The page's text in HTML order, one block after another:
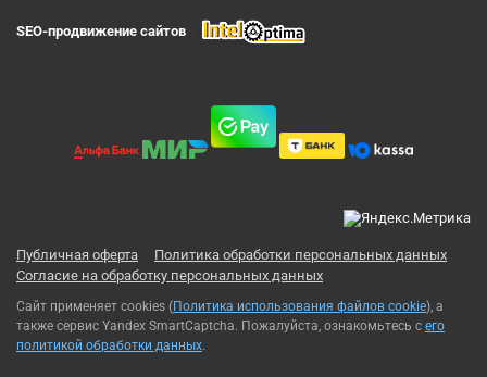
SEO-продвижение сайтов
Публичная оферта
Политика обработки персональных данных
Согласие на обработку персональных данных
Сайт применяет cookies (Политика использования файлов cookie), а
также сервис Yandex SmartCaptcha. Пожалуйста, ознакомьтесь с его
политикой обработки данных.